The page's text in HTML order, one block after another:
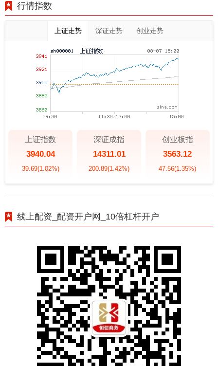
行情指数
上证走势 深证走势 创业走势
上证指数
3940.04
39.69(1.02%)
深证成指
14311.01
200.89(1.42%)
创业板指
3563.12
47.56(1.35%)
线上配资_配资开户网_10倍杠杆开户